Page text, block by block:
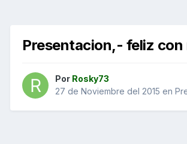
Presentacion,- feliz
Por Rosky73
27 de Noviembre del 2015 en